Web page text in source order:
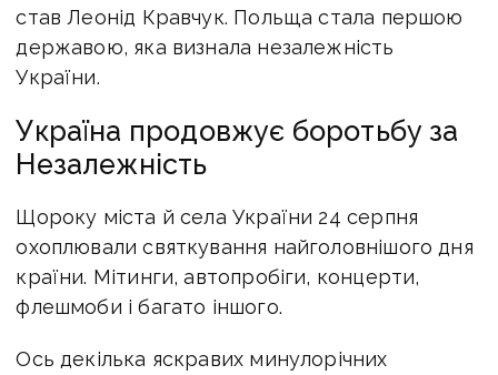
став Леонід Кравчук. Польща стала першою
державою, яка визнала незалежність
України.
Україна продовжує боротьбу за
Незалежність
Щороку міста й села України 24 серпня
охоплювали святкування найголовнішого дня
країни. Мітинги, автопробіги, концерти,
флешмоби і багато іншого.
Ось декілька яскравих минулорічних